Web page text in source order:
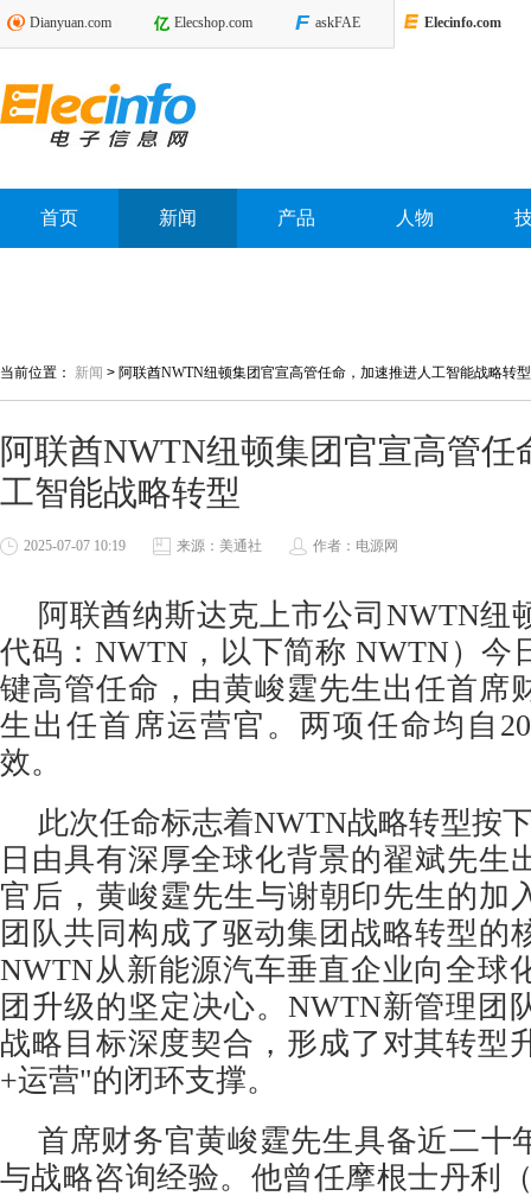
Dianyuan.com Elecshop.com askFAE Elecinfo.com
首页 新闻 产品 人物
当前位置： 新闻 > 阿联酋NWTN纽顿集团官宣高管任命，加速推进人工智能战略转型
阿联酋NWTN纽顿集团官宣高管任
工智能战略转型
2025-07-07 10:19 来源：美通社 作者：电源网
阿联酋纳斯达克上市公司NWTN纽
代码：NWTN，以下简称 NWTN）今
键高管任命，由黄峻霆先生出任首席
生出任首席运营官。两项任命均自
效。
此次任命标志着NWTN战略转型按
日由具有深厚全球化背景的翟斌先生
官后，黄峻霆先生与谢朝印先生的加
团队共同构成了驱动集团战略转型的
NWTN从新能源汽车垂直企业向全球
团升级的坚定决心。NWTN新管理团
战略目标深度契合，形成了对其转型
+运营"的闭环支撑。
首席财务官黄峻霆先生具备近二十
与战略咨询经验。他曾任摩根士丹利